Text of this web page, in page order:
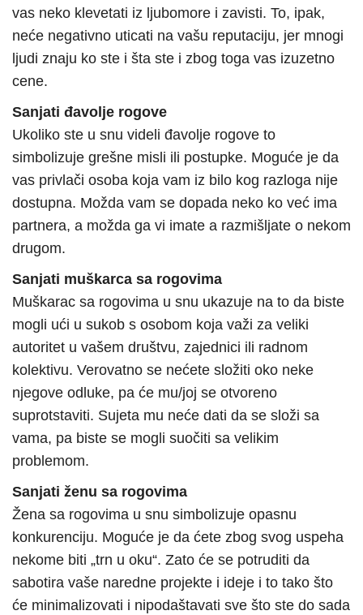
vas neko klevetati iz ljubomore i zavisti. To, ipak,
neće negativno uticati na vašu reputaciju, jer mnogi
ljudi znaju ko ste i šta ste i zbog toga vas izuzetno
cene.
Sanjati đavolje rogove
Ukoliko ste u snu videli đavolje rogove to
simbolizuje grešne misli ili postupke. Moguće je da
vas privlači osoba koja vam iz bilo kog razloga nije
dostupna. Možda vam se dopada neko ko već ima
partnera, a možda ga vi imate a razmišljate o nekom
drugom.
Sanjati muškarca sa rogovima
Muškarac sa rogovima u snu ukazuje na to da biste
mogli ući u sukob s osobom koja važi za veliki
autoritet u vašem društvu, zajednici ili radnom
kolektivu. Verovatno se nećete složiti oko neke
njegove odluke, pa će mu/joj se otvoreno
suprotstaviti. Sujeta mu neće dati da se složi sa
vama, pa biste se mogli suočiti sa velikim
problemom.
Sanjati ženu sa rogovima
Žena sa rogovima u snu simbolizuje opasnu
konkurenciju. Moguće je da ćete zbog svog uspeha
nekome biti „trn u oku“. Zato će se potruditi da
sabotira vaše naredne projekte i ideje i to tako što
će minimalizovati i nipodaštavati sve što ste do sada